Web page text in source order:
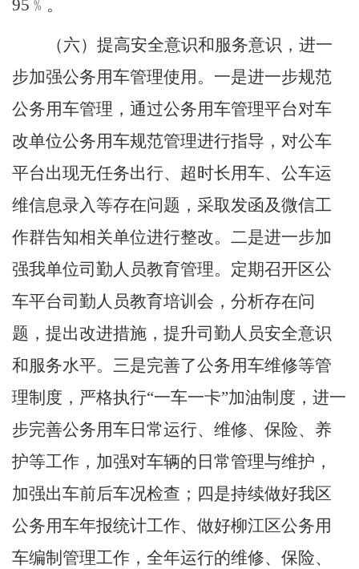
95﹪ 。
（六）提高安全意识和服务意识，进一
步加强公务用车管理使用。 一是进一步规范
公务用车管理，通过公务用车管理平台对车
改单位公务用车规范管理进行指导，对公车
平台出现无任务出行、超时长用车、公车运
维信息录入等存在问题，采取发函及微信工
作群告知相关单位进行整改。二是进一步加
强我单位司勤人员教育管理。定期召开区公
车平台司勤人员教育培训会，分析存在问
题，提出改进措施，提升司勤人员安全意识
和服务水平。三是完善了公务用车维修等管
理制度，严格执行“一车一卡”加油制度，进一
步完善公务用车日常运行、维修、保险、养
护等工作，加强对车辆的日常管理与维护，
加强出车前后车况检查；四是持续做好我区
公务用车年报统计工作、做好柳江区公务用
车编制管理工作，全年运行的维修、保险、